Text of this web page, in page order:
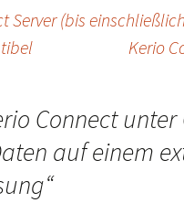
Server (bis
Kerio
Connect
auf einem
“